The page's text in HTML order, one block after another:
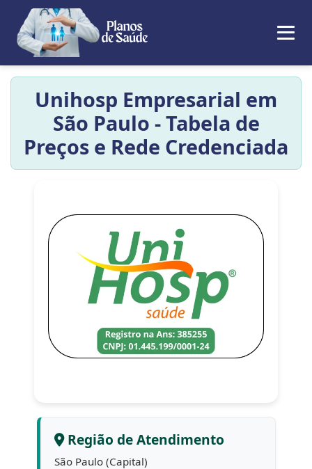
Unihosp Empresarial em
São Paulo - Tabela de
Preços e Rede Credenciada
Região de Atendimento
São Paulo (Capital)